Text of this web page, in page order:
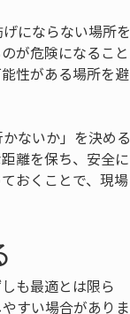
にならない場所を
が危険になること
性がある場所を避
ないか」を決める
離を保ち、安全に
おくことで、現場
も最適とは限ら
すい場合がありま